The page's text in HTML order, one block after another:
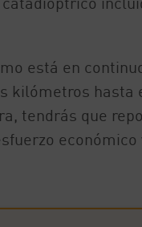
está en
kilómetros hasta
tendrás que